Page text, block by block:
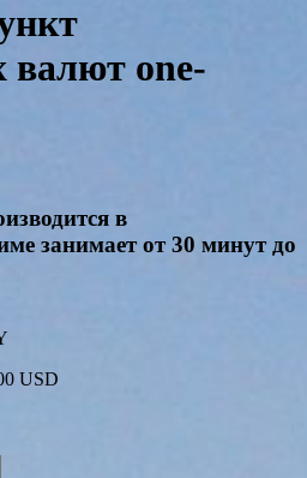
валют one-
в
занимает от 30 минут до
USD